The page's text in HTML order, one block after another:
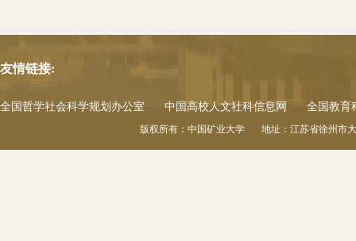
友情链接:
全国哲学社会科学规划办公室 中国高校人文社科信息网 全国教育
版权所有：中国矿业大学 地址：江苏省徐州